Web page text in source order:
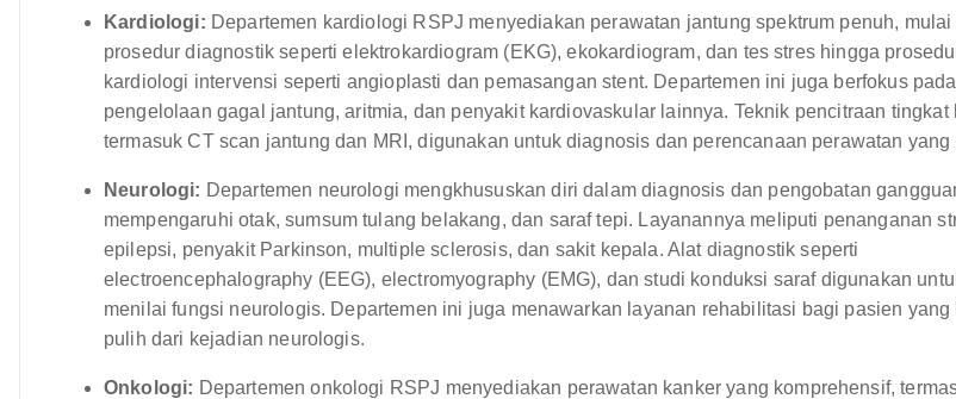
Kardiologi: Departemen kardiologi RSPJ menyediakan perawatan jantung spektrum penuh, mulai
prosedur diagnostik seperti elektrokardiogram (EKG), ekokardiogram, dan tes stres hingga
kardiologi intervensi seperti angioplasti dan pemasangan stent. Departemen ini juga berfokus pada
pengelolaan gagal jantung, aritmia, dan penyakit kardiovaskular lainnya. Teknik pencitraan tingkat
termasuk CT scan jantung dan MRI, digunakan untuk diagnosis dan perencanaan perawatan yang
Neurologi: Departemen neurologi mengkhususkan diri dalam diagnosis dan pengobatan
mempengaruhi otak, sumsum tulang belakang, dan saraf tepi. Layanannya meliputi penanganan
epilepsi, penyakit Parkinson, multiple sclerosis, dan sakit kepala. Alat diagnostik seperti
electroencephalography (EEG), electromyography (EMG), dan studi konduksi saraf digunakan
menilai fungsi neurologis. Departemen ini juga menawarkan layanan rehabilitasi bagi pasien yang
pulih dari kejadian neurologis.
Onkologi: Departemen onkologi RSPJ menyediakan perawatan kanker yang komprehensif,